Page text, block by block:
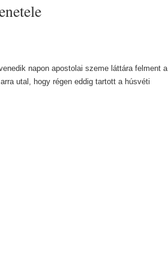
napon apostolai szeme láttára felment a
utal, hogy régen eddig tartott a húsvéti